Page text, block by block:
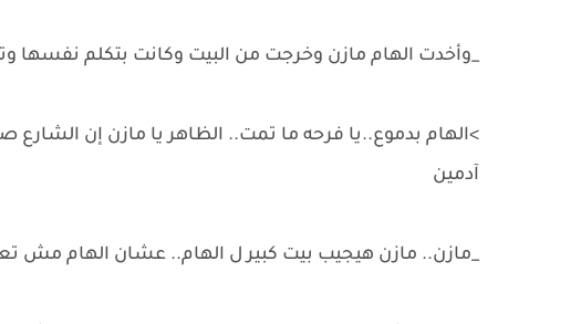
_وأخدت الهام مازن وخرجت من البيت وكانت بتكلم
>الهام بدموع..يا فرحه ما تمت.. الظاهر يا مازن إن
آدمين
_مازن.. مازن هيجيب بيت كبير ل الهام.. عشان الهام مش